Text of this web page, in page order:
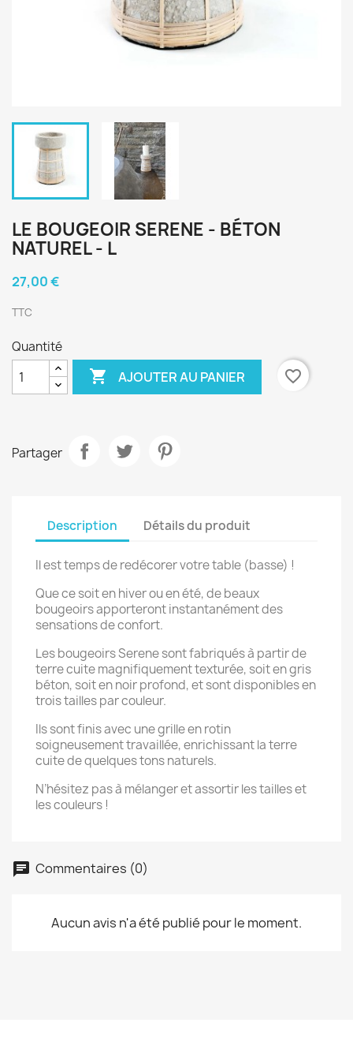
LE BOUGEOIR SERENE - BÉTON
NATUREL - L
27,00 €
TTC
Quantité
 AJOUTER AU PANIER favorite_border
Partager
Description Détails du produit
Il est temps de redécorer votre table (basse) !
Que ce soit en hiver ou en été, de beaux
bougeoirs apporteront instantanément des
sensations de confort.
Les bougeoirs Serene sont fabriqués à partir de
terre cuite magnifiquement texturée, soit en gris
béton, soit en noir profond, et sont disponibles en
trois tailles par couleur.
Ils sont finis avec une grille en rotin
soigneusement travaillée, enrichissant la terre
cuite de quelques tons naturels.
N’hésitez pas à mélanger et assortir les tailles et
les couleurs !
Commentaires (0)
Aucun avis n'a été publié pour le moment.